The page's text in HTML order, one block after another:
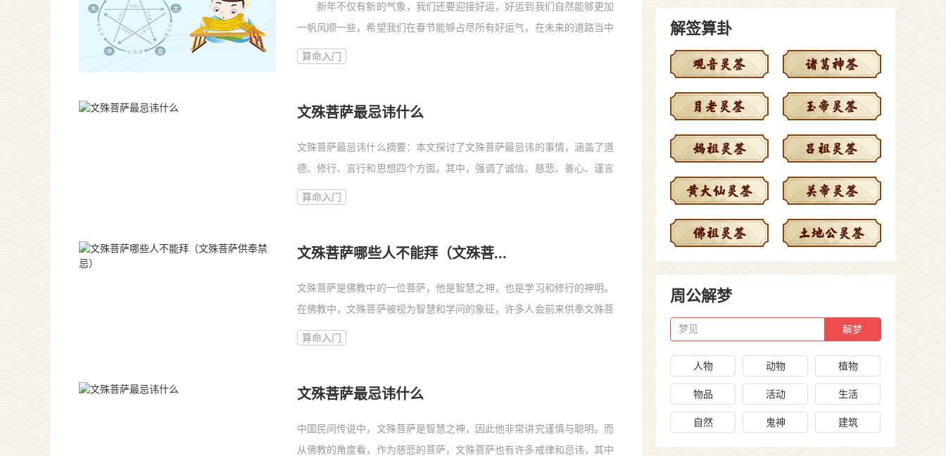
新年不仅有新的气象，我们还要迎接好运，好运到我们自然能够更加
一帆风顺一些，希望我们在春节能够占尽所有好运气，在未来的道路当中
能...
算命入门
文殊菩萨最忌讳什么
文殊菩萨最忌讳什么摘要：本文探讨了文殊菩萨最忌讳的事情，涵盖了道
德、修行、言行和思想四个方面。其中，强调了诚信、慈悲、善心、谨言
慎...
算命入门
文殊菩萨哪些人不能拜（文殊菩...
文殊菩萨是佛教中的一位菩萨，他是智慧之神，也是学习和修行的神明。
在佛教中，文殊菩萨被视为智慧和学问的象征，许多人会前来供奉文殊菩
萨...
算命入门
文殊菩萨最忌讳什么
中国民间传说中，文殊菩萨是智慧之神，因此他非常讲究谨慎与聪明。而
从佛教的角度看，作为慈悲的菩萨，文殊菩萨也有许多戒律和忌讳，其中
解签算卦
周公解梦
梦见
人物 动物 植物
物品 活动 生活
自然 鬼神 建筑